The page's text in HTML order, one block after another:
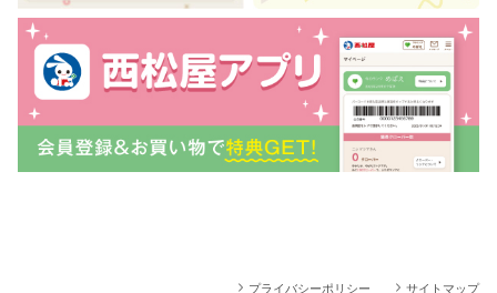
プライバシーポリシー サイトマップ